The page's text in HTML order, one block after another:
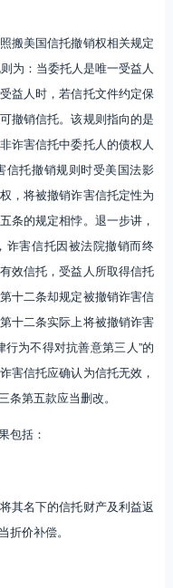
搬美国信托撤销权相关规定
为：当委托人是唯一受益人
益人时，若信托文件约定保
撤销信托。该规则指向的是
诈害信托中委托人的债权人
信托撤销规则时受美国法影
，将被撤销诈害信托定性为
条的规定相悖。退一步讲，
诈害信托因被法院撤销而终
效信托，受益人所取得信托
十二条却规定被撤销诈害信
十二条实际上将被撤销诈害
为不得对抗善意第三人”的
害信托应确认为信托无效，
第五款应当删改。
包括：
其名下的信托财产及利益返
价补偿。